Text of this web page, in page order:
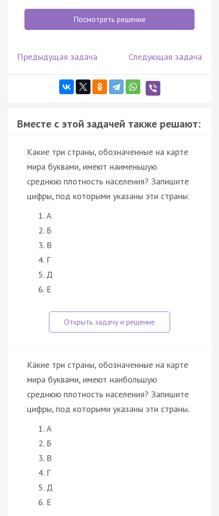
Посмотреть решение
Предыдущая задача Следующая задача
Вместе с этой задачей также решают:
Какие три страны, обозначенные на карте
мира буквами, имеют наименьшую
среднюю плотность населения? Запишите
цифры, под которыми указаны эти страны.
А
Б
В
Г
Д
Е
Какие три страны, обозначенные на карте
мира буквами, имеют наибольшую
среднюю плотность населения? Запишите
цифры, под которыми указаны эти страны.
А
Б
В
Г
Д
Е